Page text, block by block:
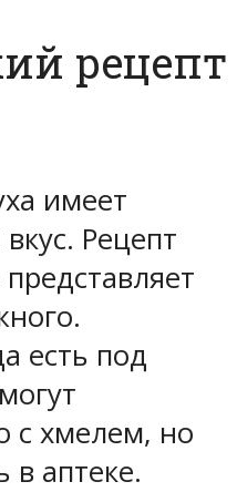
рецепт
имеет
Рецепт
есть под
с хмелем, но
в аптеке.